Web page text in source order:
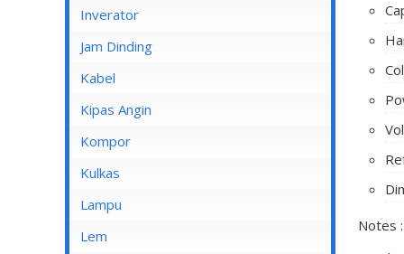
Notes :
Inverator
Jam Dinding
Kabel
Inbow/Outbow T Dus
Kabel Aksesoris
Kabel Antena
Kabel BC
Kipas Angin
Kipas Angin Berdiri
Kipas Angin Dinding
Kipas Angin Duduk
Kipas Angin Gantung
Kompor
Kompor Rinnai
Kulkas
LG
POLYTRON
Lampu
Fitting Lampu
Lem